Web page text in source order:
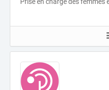
Prise en charge des femmes